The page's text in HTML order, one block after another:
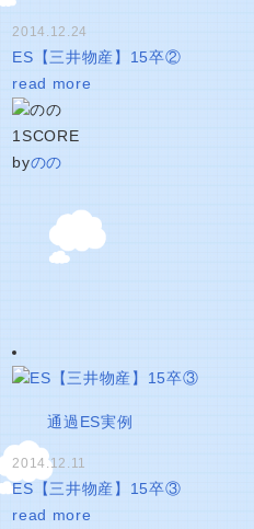
2014.12.24
ES【三井物産】15卒②
read more
1 SCORE
byのの
通過ES実例
2014.12.11
ES【三井物産】15卒③
read more